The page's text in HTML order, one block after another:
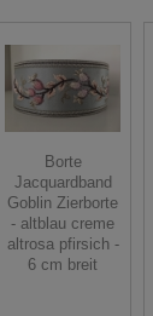
Borte
Jacquardband
Goblin Zierborte
- altblau creme
altrosa pfirsich -
6 cm breit